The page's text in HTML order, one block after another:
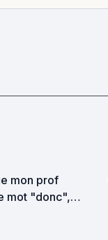
mon prof
mot "donc",